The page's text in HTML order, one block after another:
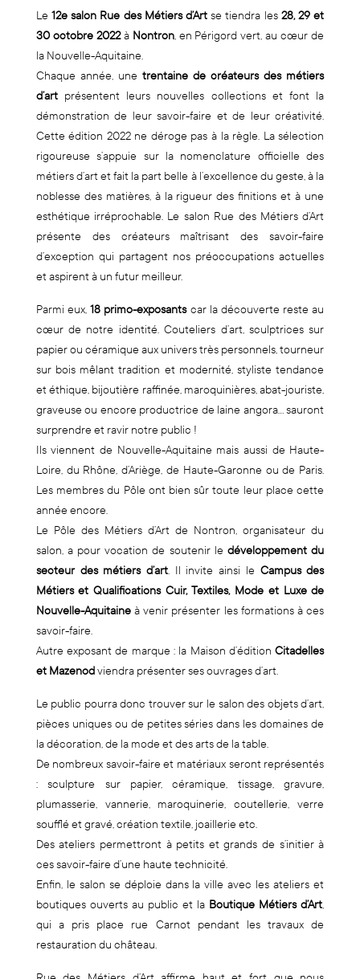
Le 12e salon Rue des Métiers d’Art se tiendra les 28, 29 et
30 octobre 2022à Nontron, en Périgord vert, au cœur de
la Nouvelle-Aquitaine.
Chaque année, une trentaine de créateurs des métiers
d’artprésentent leurs nouvelles collections et font la
démonstration de leur savoir-faire et de leur créativité.
Cette édition 2022 ne déroge pas à la règle. La sélection
rigoureuse s’appuie sur la nomenclature officielle des
métiers d’art et fait la part belle à l’excellence du geste, à la
noblesse des matières, à la rigueur des finitions et à une
esthétique irréprochable. Le salon Rue des Métiers d’Art
présente des créateurs maîtrisant des savoir-faire
d’exception qui partagent nos préoccupations actuelles
et aspirent à un futur meilleur.
Parmi eux,18 primo-exposantscar la découverte reste au
cœur de notre identité. Couteliers d’art, sculptrices sur
papier ou céramique aux univers très personnels, tourneur
sur bois mêlant tradition et modernité, styliste tendance
et éthique, bijoutière raffinée, maroquinières, abat-jouriste,
graveuse ou encore productrice de laine angora… sauront
surprendre et ravir notre public !
Ils viennent de Nouvelle-Aquitaine mais aussi de Haute-
Loire, du Rhône, d’Ariège, de Haute-Garonne ou de Paris.
Les membres du Pôle ont bien sûr toute leur place cette
année encore.
Le Pôle des Métiers d’Art de Nontron, organisateur du
salon, a pour vocation de soutenir ledéveloppement du
secteur des métiers d’art. Il invite ainsi le Campus des
Métiers et Qualifications Cuir, Textiles, Mode et Luxe de
Nouvelle-Aquitaineà venir présenter les formations à ces
savoir-faire.
Autre exposant de marque : la Maison d’éditionCitadelles
et Mazenodviendra présenter ses ouvrages d’art.
Le public pourra donc trouver sur le salon des objets d’art,
pièces uniques ou de petites séries dans les domaines de
la décoration, de la mode et des arts de la table.
De nombreux savoir-faire et matériaux seront représentés
: sculpture sur papier, céramique, tissage, gravure,
plumasserie, vannerie, maroquinerie, coutellerie, verre
soufflé et gravé, création textile, joaillerie etc.
Des ateliers permettront à petits et grands de s’initier à
ces savoir-faire d’une haute technicité.
Enfin, le salon se déploie dans la ville avec les ateliers et
boutiques ouverts au public et la Boutique Métiers d’Art,
qui a pris place rue Carnot pendant les travaux de
restauration du château.